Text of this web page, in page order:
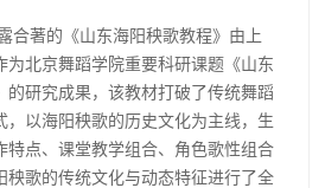
合著的《山东海阳秧歌教程》由上
为北京舞蹈学院重要科研课题《山东
的研究成果，该教材打破了传统舞蹈
，以海阳秧歌的历史文化为主线，生
特点、课堂教学组合、角色歌性组合
秧歌的传统文化与动态特征进行了全